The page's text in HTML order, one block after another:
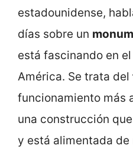
estadounidense,
días sobre un
está fascinando en
América. Se trata del
funcionamiento más
una construcción
y está alimentada